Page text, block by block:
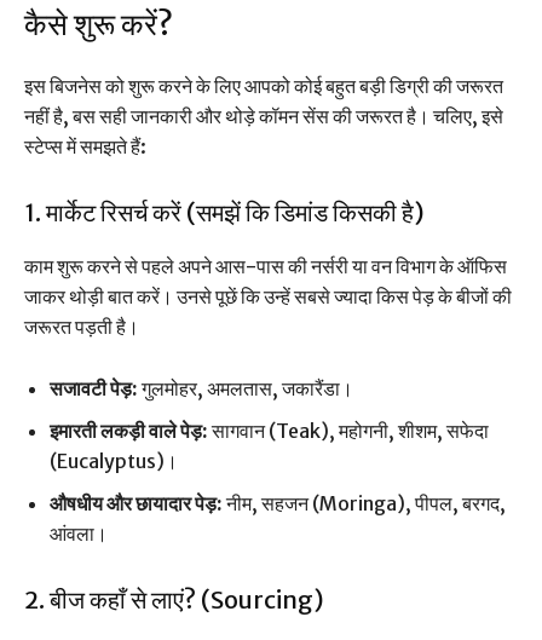
कैसे शुरू करें?
इस बिजनेस को शुरू करने के लिए आपको कोई बहुत बड़ी डिग्री की जरूरत
नहीं है, बस सही जानकारी और थोड़े कॉमन सेंस की जरूरत है। चलिए, इसे
स्टेप्स में समझते हैं:
1. मार्केट रिसर्च करें (समझें कि डिमांड किसकी है)
काम शुरू करने से पहले अपने आस-पास की नर्सरी या वन विभाग के ऑफिस
जाकर थोड़ी बात करें। उनसे पूछें कि उन्हें सबसे ज्यादा किस पेड़ के बीजों की
जरूरत पड़ती है।
सजावटी पेड़:गुलमोहर, अमलतास, जकारैंडा।
इमारती लकड़ी वाले पेड़:सागवान (Teak), महोगनी, शीशम, सफेदा
(Eucalyptus)।
औषधीय और छायादार पेड़:नीम, सहजन (Moringa), पीपल, बरगद,
आंवला।
2. बीज कहाँ से लाएं? (Sourcing)